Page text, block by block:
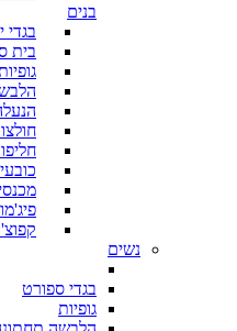
בנים
בגדי
בית
נשים
בגדי ספורט
גופיות